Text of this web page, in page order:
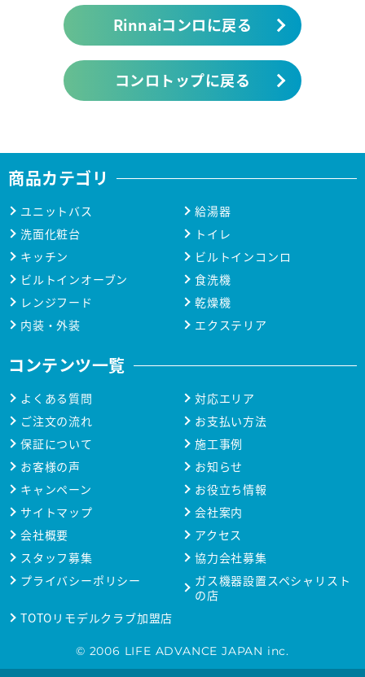
Rinnaiコンロに戻る
コンロトップに戻る
商品カテゴリ
ユニットバス
給湯器
洗面化粧台
トイレ
キッチン
ビルトインコンロ
ビルトインオーブン
食洗機
レンジフード
乾燥機
内装・外装
エクステリア
コンテンツ一覧
よくある質問
対応エリア
ご注文の流れ
お支払い方法
保証について
施工事例
お客様の声
お知らせ
キャンペーン
お役立ち情報
サイトマップ
会社案内
会社概要
アクセス
スタッフ募集
協力会社募集
プライバシーポリシー
ガス機器設置スペシャリスト
の店
TOTOリモデルクラブ加盟店
© 2006 LIFE ADVANCE JAPAN inc.